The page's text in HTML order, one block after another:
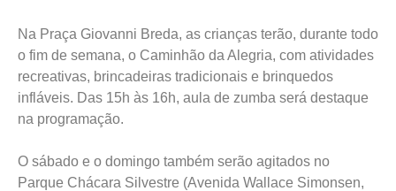
Na Praça Giovanni Breda, as crianças terão, durante todo
o fim de semana, o Caminhão da Alegria, com atividades
recreativas, brincadeiras tradicionais e brinquedos
infláveis. Das 15h às 16h, aula de zumba será destaque
na programação.
O sábado e o domingo também serão agitados no
Parque Chácara Silvestre (Avenida Wallace Simonsen,